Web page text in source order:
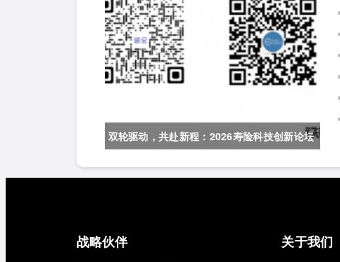
双轮驱动，共赴新程：2026寿险科技创新论坛
战略伙伴 关于我们